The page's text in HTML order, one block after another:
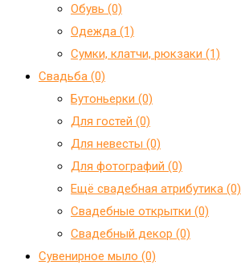
Обувь (0)
Одежда (1)
Сумки, клатчи, рюкзаки (1)
Свадьба (0)
Бутоньерки (0)
Для гостей (0)
Для невесты (0)
Для фотографий (0)
Ещё свадебная атрибутика (0)
Свадебные открытки (0)
Свадебный декор (0)
Сувенирное мыло (0)